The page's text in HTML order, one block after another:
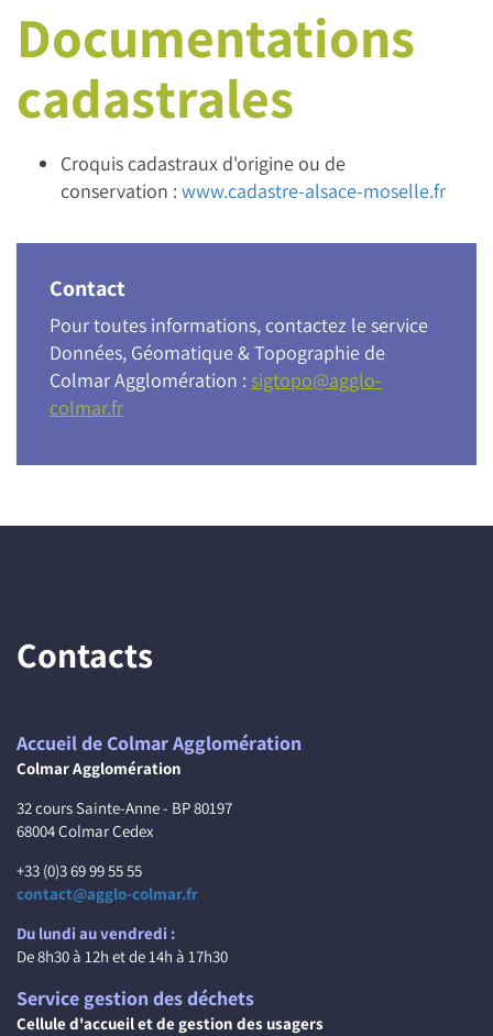
Documentations
cadastrales
Croquis cadastraux d'origine ou de
conservation : www.cadastre-alsace-moselle.fr
Contact
Pour toutes informations, contactez le service
Données, Géomatique & Topographie de
Colmar Agglomération : sigtopo@agglo-
colmar.fr
Contacts
Accueil de Colmar Agglomération
Colmar Agglomération
32 cours Sainte-Anne - BP 80197
68004 Colmar Cedex
+33 (0)3 69 99 55 55
contact@agglo-colmar.fr
Du lundi au vendredi :
De 8h30 à 12h et de 14h à 17h30
Service gestion des déchets
Cellule d'accueil et de gestion des usagers